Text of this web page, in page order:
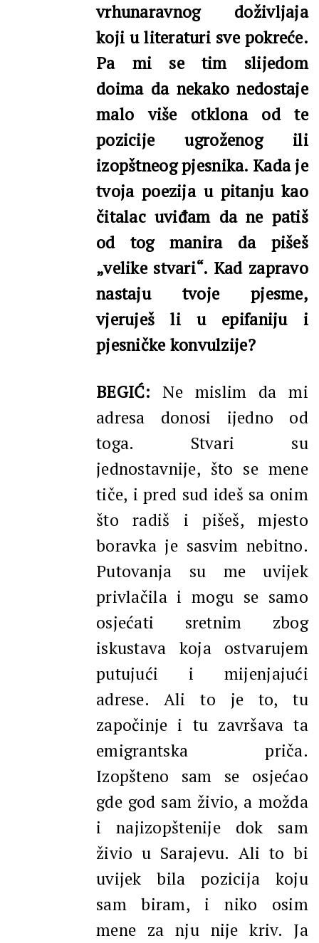
vrhunaravnog doživljaja
koji u literaturi sve pokreće.
Pa mi se tim slijedom
doima da nekako nedostaje
malo više otklona od te
pozicije ugroženog ili
izopštneog pjesnika. Kada je
tvoja poezija u pitanju kao
čitalac uviđam da ne patiš
od tog manira da pišeš
„velike stvari“. Kad zapravo
nastaju tvoje pjesme,
vjeruješ li u epifaniju i
pjesničke konvulzije?
BEGIĆ: Ne mislim da mi
adresa donosi ijedno od
toga. Stvari su
jednostavnije, što se mene
tiče, i pred sud ideš sa onim
što radiš i pišeš, mjesto
boravka je sasvim nebitno.
Putovanja su me uvijek
privlačila i mogu se samo
osjećati sretnim zbog
iskustava koja ostvarujem
putujući i mijenjajući
adrese. Ali to je to, tu
započinje i tu završava ta
emigrantska priča.
Izopšteno sam se osjećao
gde god sam živio, a možda
i najizopštenije dok sam
živio u Sarajevu. Ali to bi
uvijek bila pozicija koju
sam biram, i niko osim
mene za nju nije kriv. Ja